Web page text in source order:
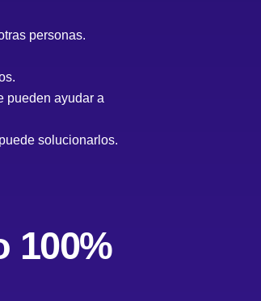
personas.
pueden ayudar a
solucionarlos.
100%